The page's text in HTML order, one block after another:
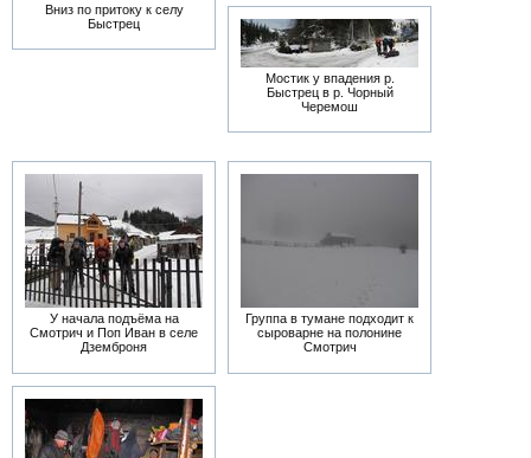
Вниз по притоку к селу
Быстрец
Мостик у впадения р.
Быстрец в р. Чорный
Черемош
У начала подъёма на
Смотрич и Поп Иван в селе
Дземброня
Группа в тумане подходит к
сыроварне на полонине
Смотрич